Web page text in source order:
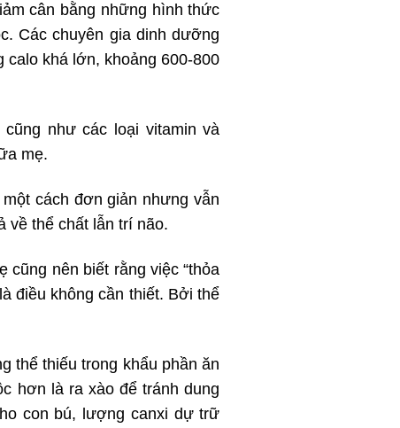
cân bằng những hình thức
Các chuyên gia dinh dưỡng
calo khá lớn, khoảng 600-800
như các loại vitamin và
mẹ.
cách đơn giản nhưng vẫn
về thể chất lẫn trí não.
cũng nên biết rằng việc “thỏa
điều không cần thiết. Bởi thể
thể thiếu trong khẩu phần ăn
hơn là ra xào để tránh dung
con bú, lượng canxi dự trữ